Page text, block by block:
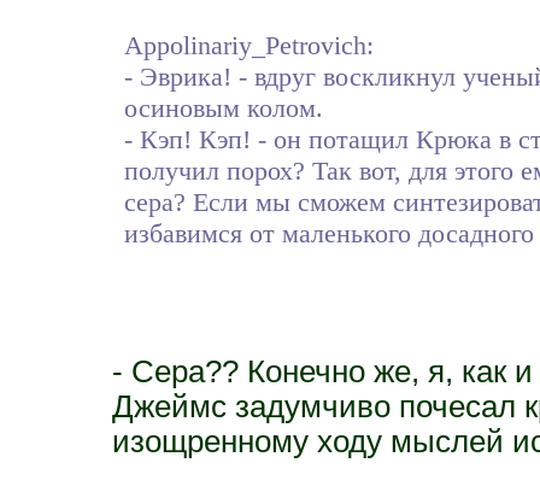
Appolinariy_Petrovich:
- Эврика! - вдруг воскликнул
осиновым колом.
- Кэп! Кэп! - он потащил Крюка в
получил порох? Так вот, для этого
сера? Если мы сможем
избавимся от маленького
- Сера?? Конечно же, я, как
Джеймс задумчиво почесал
изощренному ходу мыслей